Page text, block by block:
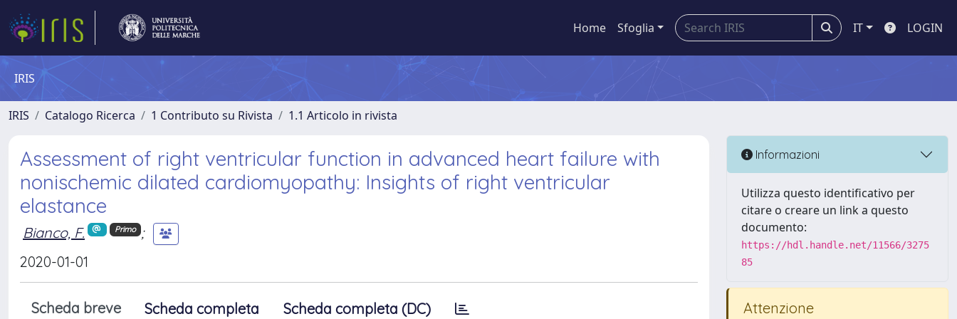
Home Sfoglia IT LOGIN
IRIS
IRIS Catalogo Ricerca 1 Contributo su Rivista 1.1 Articolo in rivista
Assessment of right ventricular function in advanced heart failure with
nonischemic dilated cardiomyopathy: Insights of right ventricular
elastance
Bianco, F. Primo
;
2020-01-01
Scheda breve Scheda completa Scheda completa (DC)
Informazioni
Utilizza questo identificativo per
citare o creare un link a questo
documento:
https://hdl.handle.net/11566/3275
85
Attenzione